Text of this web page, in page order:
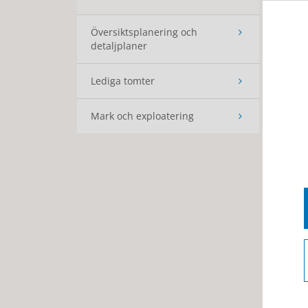
Översiktsplanering och
detaljplaner
Lediga tomter
Mark och exploatering